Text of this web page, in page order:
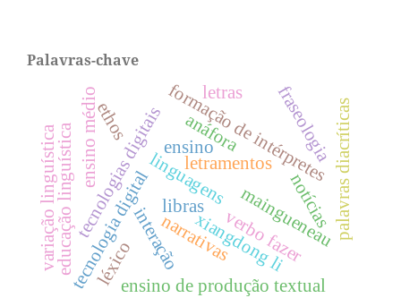
Palavras-chave
linguagens
letramentos
ensino
tecnologia digital
educação linguísticatecnologias digitais
xiangdong li
formação de intérpretes
narrativas
interação verbo fazer
anáfora
variação linguística ensino médio
ensino de produção textual
ethos
maingueneau
fraseologiapalavras diacríticas
léxico
libras notícias
letras